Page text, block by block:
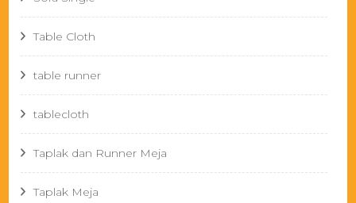
Table Cloth
table runner
tablecloth
Taplak dan Runner Meja
Taplak Meja